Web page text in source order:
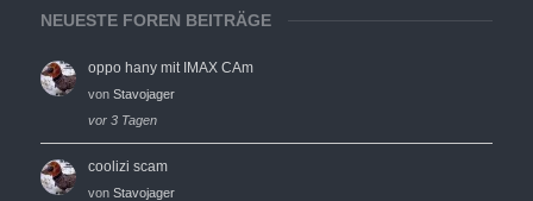
NEUESTE FOREN BEITRÄGE
oppo hany mit IMAX CAm
von Stavojager
vor 3 Tagen
coolizi scam
von Stavojager